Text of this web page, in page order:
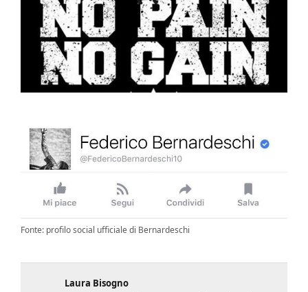
Fonte: profilo social ufficiale di Bernardeschi
Laura Bisogno